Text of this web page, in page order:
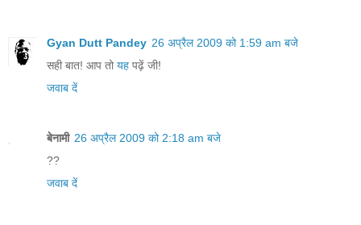
Gyan Dutt Pandey 26 अप्रैल 2009 को 1:59 am बजे
सही बात! आप तोयह पढ़ें जी!
जवाब दें
बेनामी 26 अप्रैल 2009 को 2:18 am बजे
??
जवाब दें